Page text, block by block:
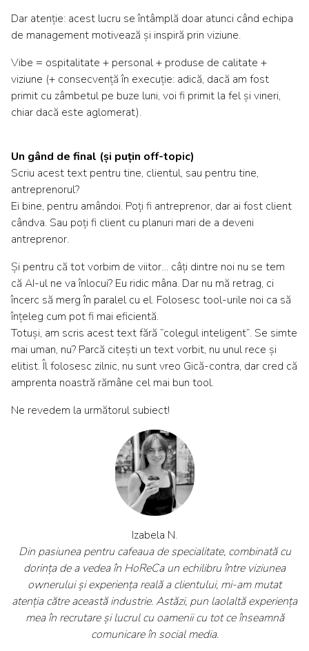
Dar atenție: acest lucru se întâmplă doar atunci când echipa
de management motivează și inspiră prin viziune.
Vibe = ospitalitate + personal + produse de calitate +
viziune (+ consecvență în execuție: adică, dacă am fost
primit cu zâmbetul pe buze luni, voi fi primit la fel și vineri,
chiar dacă este aglomerat).
Un gând de final (și puțin off-topic)
Scriu acest text pentru tine, clientul, sau pentru tine,
antreprenorul?
Ei bine, pentru amândoi. Poți fi antreprenor, dar ai fost client
cândva. Sau poți fi client cu planuri mari de a deveni
antreprenor.
Și pentru că tot vorbim de viitor… câți dintre noi nu se tem
că AI-ul ne va înlocui? Eu ridic mâna. Dar nu mă retrag, ci
încerc să merg în paralel cu el. Folosesc tool-urile noi ca să
înțeleg cum pot fi mai eficientă.
Totuși, am scris acest text fără ”colegul inteligent”. Se simte
mai uman, nu? Parcă citești un text vorbit, nu unul rece și
elitist. Îl folosesc zilnic, nu sunt vreo Gică-contra, dar cred că
amprenta noastră rămâne cel mai bun tool.
Ne revedem la următorul subiect!
Izabela N.
Din pasiunea pentru cafeaua de specialitate, combinată cu
dorința de a vedea în HoReCa un echilibru între viziunea
ownerului și experiența reală a clientului, mi-am mutat
atenția către această industrie. Astăzi, pun laolaltă experiența
mea în recrutare și lucrul cu oamenii cu tot ce înseamnă
comunicare în social media.